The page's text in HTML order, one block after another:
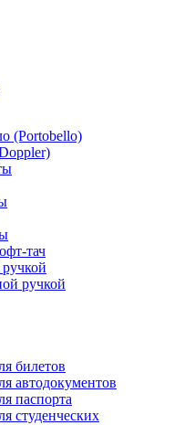
(Portobello)
тач
ручкой
билетов
автодокументов
паспорта
студенческих